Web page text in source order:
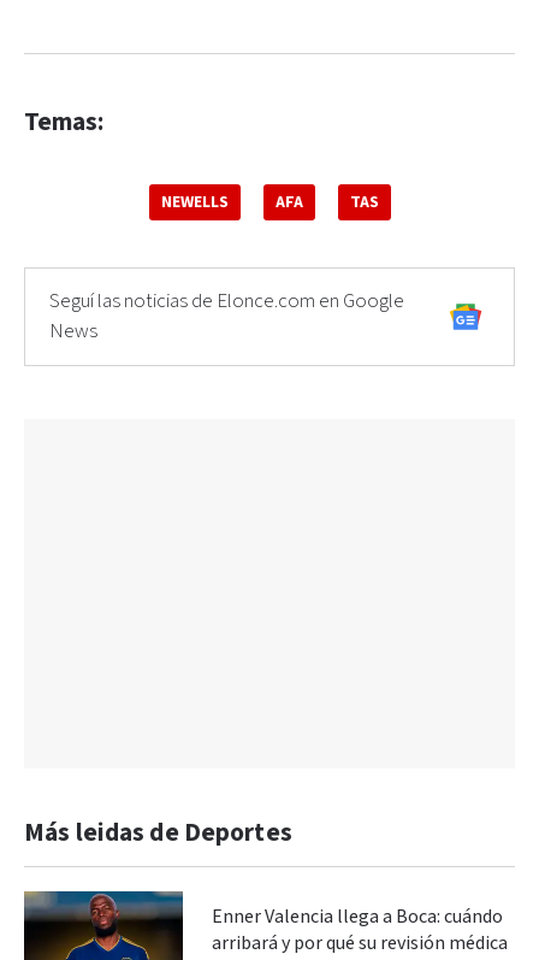
Temas:
NEWELLS AFA TAS
Seguí las noticias de Elonce.com en Google
News
Más leidas de Deportes
Enner Valencia llega a Boca: cuándo
arribará y por qué su revisión médica